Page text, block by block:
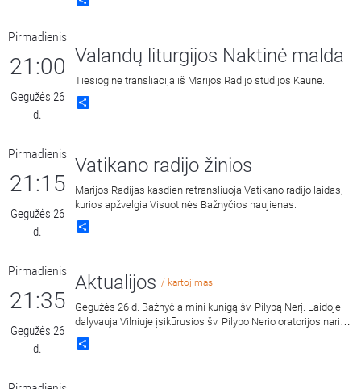
Pirmadienis
21:00
Gegužės 26
d.
Valandų liturgijos Naktinė malda
Tiesioginė transliacija iš Marijos Radijo studijos Kaune.
Pirmadienis
21:15
Gegužės 26
d.
Vatikano radijo žinios
Marijos Radijas kasdien retransliuoja Vatikano radijo laidas,
kurios apžvelgia Visuotinės Bažnyčios naujienas.
Pirmadienis
21:35
Gegužės 26
d.
Aktualijos / kartojimas
Gegužės 26 d. Bažnyčia mini kunigą šv. Pilypą Nerį. Laidoje
dalyvauja Vilniuje įsikūrusios šv. Pilypo Nerio oratorijos nariai
- kun. Algirdas Toliatas ir kun. Žydrius Kuzinas.